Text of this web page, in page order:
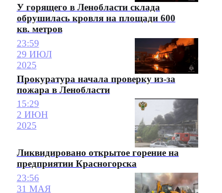
У горящего в Ленобласти склада
обрушилась кровля на площади 600
кв. метров
23:59
29 ИЮЛ
2025
Прокуратура начала проверку из-за
пожара в Ленобласти
15:29
2 ИЮН
2025
Ликвидировано открытое горение на
предприятии Красногорска
23:56
31 МАЯ